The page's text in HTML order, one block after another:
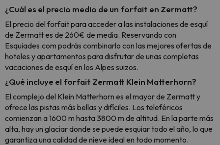
¿Cuál es el precio medio de un forfait en Zermatt?
El precio del forfait para acceder a las instalaciones de esquí
de Zermatt es de 260€ de media. Reservando con
Esquiades.com podrás combinarlo con las mejores ofertas de
hoteles y apartamentos para disfrutar de unas completas
vacaciones de esquí en los Alpes suizos.
¿Qué incluye el forfait Zermatt Klein Matterhorn?
El complejo del Klein Matterhorn es el mayor de Zermatt y
ofrece las pistas más bellas y difíciles. Los teleféricos
comienzan a 1600 m hasta 3800 m de altitud. En la parte más
alta, hay un glaciar donde se puede esquiar todo el año, lo que
garantiza una calidad de nieve ideal en todo momento.